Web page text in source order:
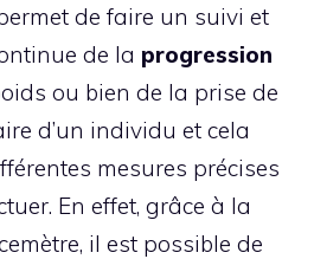
de faire un suivi et
de la progression
ou bien de la prise de
d’un individu et cela
mesures précises
En effet, grâce à la
il est possible de